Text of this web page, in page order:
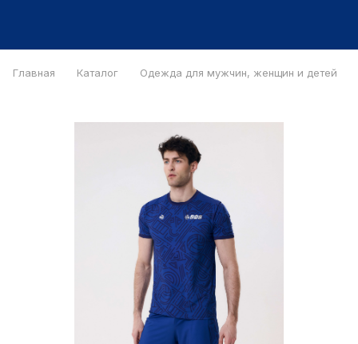
Главная Каталог Одежда для мужчин, женщин и детей